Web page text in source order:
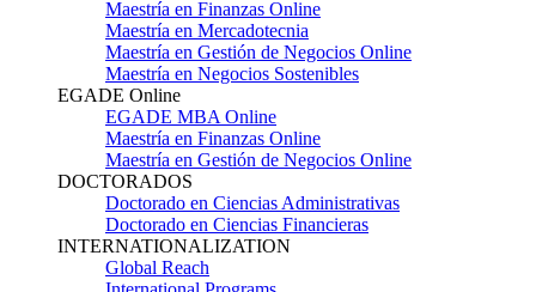
Maestría en Finanzas Online
Maestría en Mercadotecnia
Maestría en Gestión de Negocios Online
Maestría en Negocios Sostenibles
EGADE Online
EGADE MBA Online
Maestría en Finanzas Online
Maestría en Gestión de Negocios Online
DOCTORADOS
Doctorado en Ciencias Administrativas
Doctorado en Ciencias Financieras
INTERNATIONALIZATION
Global Reach